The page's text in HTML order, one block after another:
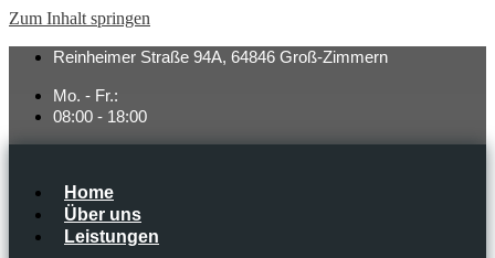
Zum Inhalt springen
Reinheimer Straße 94A, 64846 Groß-Zimmern
Mo. - Fr.:
08:00 - 18:00
Home
Über uns
Leistungen